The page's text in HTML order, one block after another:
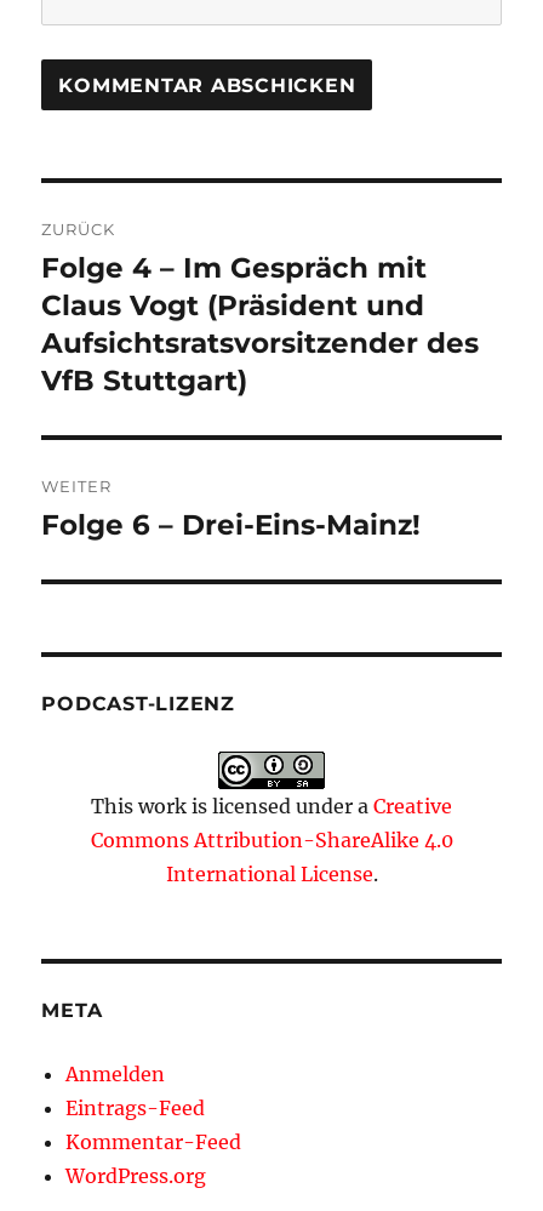
ZURÜCK
Vorheriger
Beitrag:
Folge 4 – Im Gespräch mit
Claus Vogt (Präsident und
Aufsichtsratsvorsitzender des
VfB Stuttgart)
WEITER
Nächster
Folge 6 – Drei-Eins-Mainz!
PODCAST-LIZENZ
This work is licensed under a Creative
Commons Attribution-ShareAlike 4.0
International License.
META
Anmelden
Eintrags-Feed
Kommentar-Feed
WordPress.org